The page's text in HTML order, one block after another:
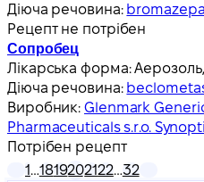
Діюча речовина:
Рецепт не потрібен
Сопробец
Лікарська форма:
Діюча речовина:
Виробник:Glenmark
Pharmaceuticals s.r.o.
Потрібен рецепт
1…1819202122…32